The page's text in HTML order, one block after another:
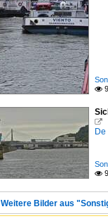



Weitere Bilder aus